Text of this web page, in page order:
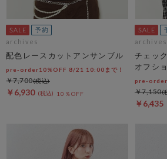
archives
配色レースカットアンサンブル
pre-order10%OFF 8/21 10:00まで！
￥6,930 10％OFF
￥7,700
archives
チェッ
オフシ
pre-
￥6,435
￥7,150